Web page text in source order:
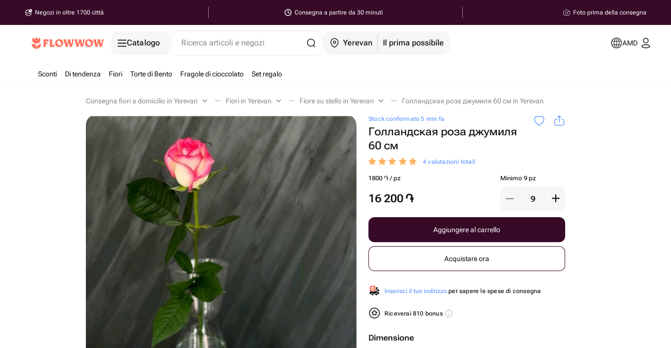
Negozi in oltre 1700 città Consegna a partire da 30 minuti Foto prima della consegna
Catalogo Ricerca articoli e negozi Yerevan Il prima possibile AMD
Sconti Di tendenza Fiori Torte di Bento Fragole di cioccolato Set regalo
Consegna fiori a domicilio in Yerevan Fiori in Yerevan Fiore su stello in Yerevan Голландская роза джумиля 60 см in Yerevan
Stock confermato 5 min fa
Голландская роза джумиля
60 см
4 valutazioni totali
1800 ֏ / pz
16 200 ֏
Minimo 9 pz
Aggiungere al carrello
Acquistare ora
Inserisci il tuo indirizzo per sapere le spese di consegna
Riceverai 810 bonus
Dimensione